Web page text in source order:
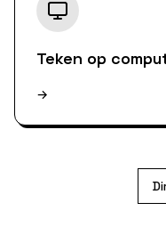
Teken op
→